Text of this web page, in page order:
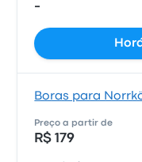
-
Boras para
Preço a partir de
R$ 179